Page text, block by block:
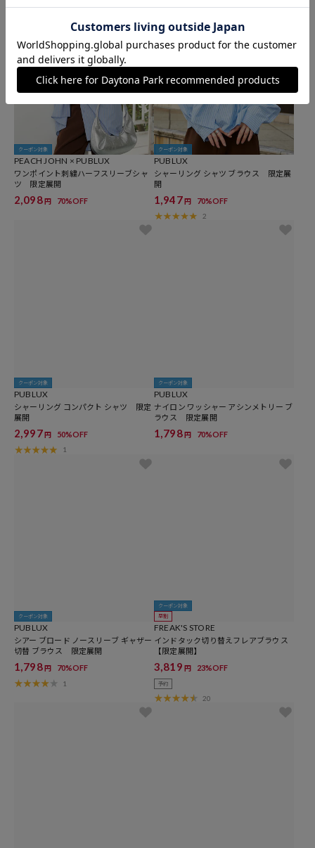
クーポン対象
PEACH JOHN × PUBLUX
ワンポイント刺繍ハーフスリーブシャ
ツ 限定展開
2,098円 70%OFF
クーポン対象
PUBLUX
シャーリング シャツ ブラウス 限定展
開
1,947円 70%OFF
2
クーポン対象
PUBLUX
シャーリング コンパクト シャツ 限定
展開
2,997円 50%OFF
1
クーポン対象
PUBLUX
ナイロン ワッシャー アシンメトリー ブ
ラウス 限定展開
1,798円 70%OFF
クーポン対象
PUBLUX
シアー ブロード ノースリーブ ギャザー
切替 ブラウス 限定展開
1,798 円 70%OFF
1
クーポン対象
早割
FREAK'S STORE
インドタック切り替えフレアブラウス
【限定展開】
3,819 円 23%OFF
予約
20